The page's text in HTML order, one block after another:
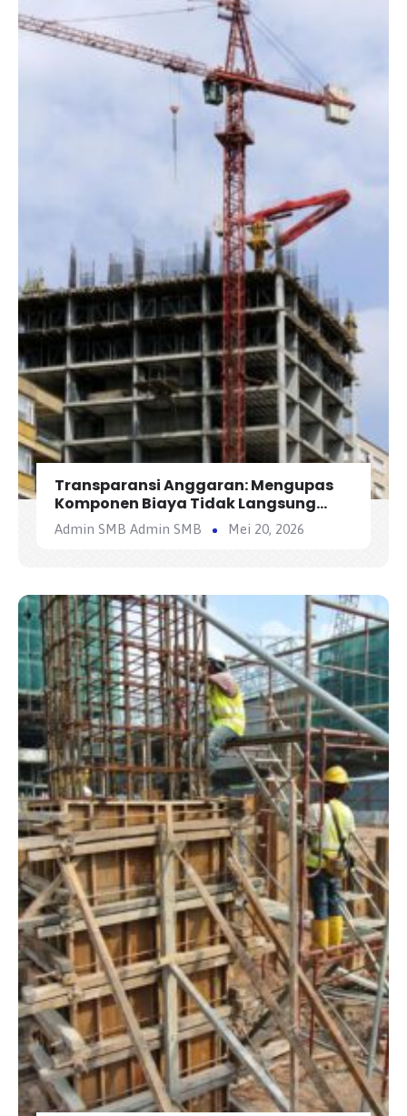
Transparansi Anggaran: Mengupas
Komponen Biaya Tidak Langsung
(Overhead) dalam AHSP
Admin SMB Admin SMB Mei 20, 2026